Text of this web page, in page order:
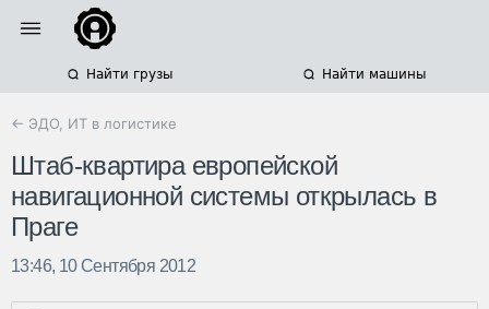
Найти грузы Найти машины
← ЭДО, ИТ в логистике
Штаб-квартира европейской
навигационной системы открылась в
Праге
13:46, 10 Сентября 2012